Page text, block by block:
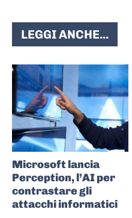
LEGGI ANCHE...
Microsoft lancia
Perception, l’AI per
contrastare gli
attacchi informatici